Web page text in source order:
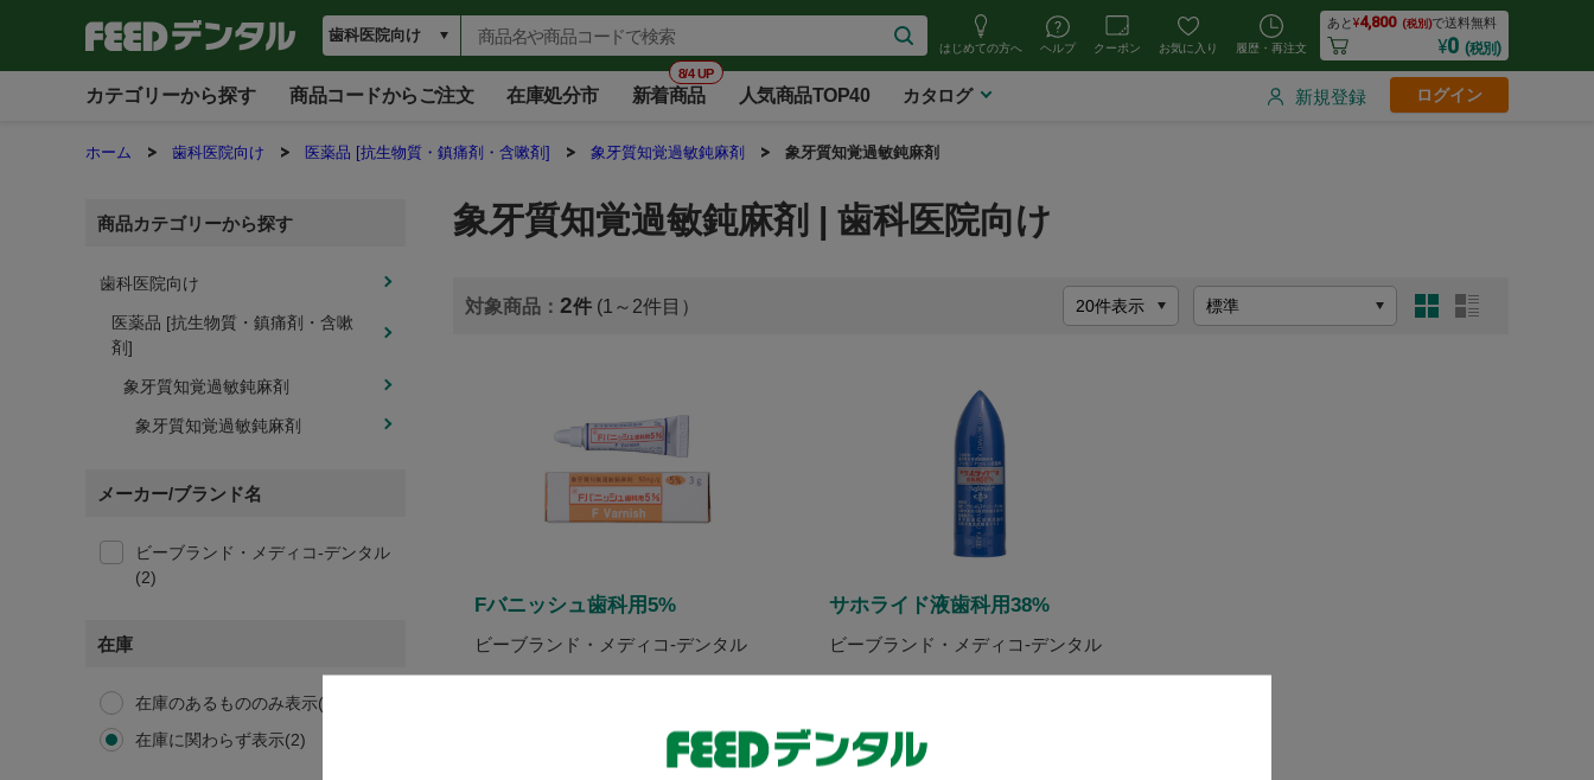
あと¥4,800 (税別)で送料無料
¥0 (税別)
新規登録 ログイン
履歴・再注文
お気に入り
クーポン
ヘルプ
はじめての方へ
カテゴリーから探す 商品コードからご注文 在庫処分市 新着商品
8/4 UP
人気商品TOP40 カタログ
ホーム 歯科医院向け 医薬品 [抗生物質・鎮痛剤・含嗽剤] 象牙質知覚過敏鈍麻剤 象牙質知覚過敏鈍麻剤
象牙質知覚過敏鈍麻剤 | 歯科医院向け
2 (1～2
Fバニッシュ歯科用5%
ビーブランド・メディコ-デンタル
ログイン後に価格が表示されま
サホライド液歯科用38%
ビーブランド・メディコ-デンタル
ログイン後に価格が表示されま
商品カテゴリーから探す
歯科医院向け
医薬品 [抗生物質・鎮痛剤・含嗽
剤]
象牙質知覚過敏鈍麻剤
象牙質知覚過敏鈍麻剤
メーカー/ブランド名
ビーブランド・メディコ-デンタル
(2)
在庫
在庫のあるもののみ表示(2)
在庫に関わらず表示(2)